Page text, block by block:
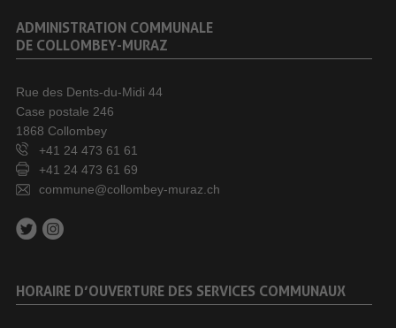
ADMINISTRATION COMMUNALE
DE COLLOMBEY-MURAZ
Rue des Dents-du-Midi 44
Case postale 246
1868 Collombey
+41 24 473 61 61
+41 24 473 61 69
commune@collombey-muraz.ch
HORAIRE D’OUVERTURE DES SERVICES COMMUNAUX